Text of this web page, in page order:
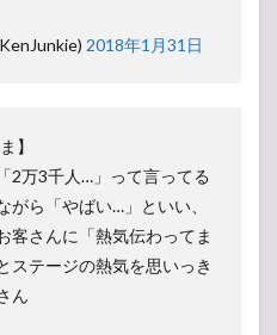
2018年1月31日
】
2万3千人…」って言ってる
がら「やばい…」といい、
客さんに「熱気伝わってま
ステージの熱気を思いっき
ん